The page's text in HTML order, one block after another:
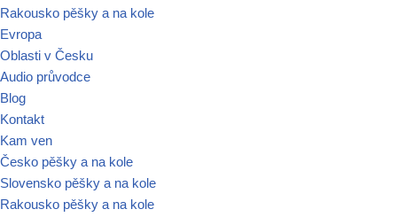
Rakousko pěšky a na kole
Evropa
Oblasti v Česku
Audio průvodce
Blog
Kontakt
Kam ven
Česko pěšky a na kole
Slovensko pěšky a na kole
Rakousko pěšky a na kole